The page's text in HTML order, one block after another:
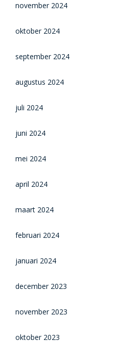
november 2024
oktober 2024
september 2024
augustus 2024
juli 2024
juni 2024
mei 2024
april 2024
maart 2024
februari 2024
januari 2024
december 2023
november 2023
oktober 2023